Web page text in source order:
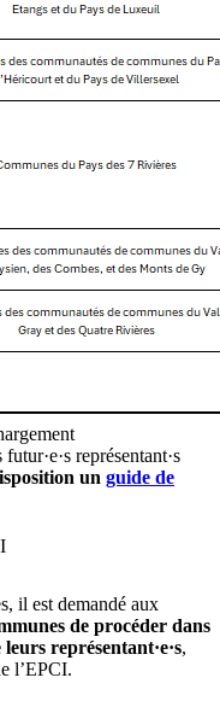
représentant·s
un guide de
il est demandé aux
de procéder dans
représentant·e·s,
l’EPCI.